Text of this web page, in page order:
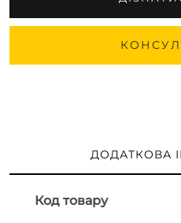
ДОДАТКОВА
Код товару